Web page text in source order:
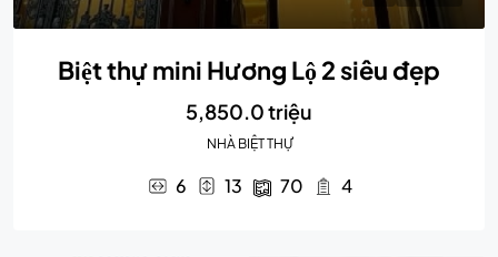
Biệt thự mini Hương Lộ 2 siêu đẹp
5,850.0 triệu
NHÀ BIỆT THỰ
6 13 70 4